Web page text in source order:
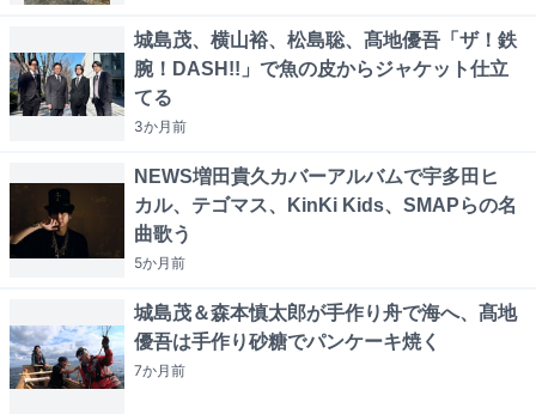
城島茂、横山裕、松島聡、髙地優吾「ザ！鉄
腕！DASH!!」で魚の皮からジャケット仕立
てる
3か月前
NEWS増田貴久カバーアルバムで宇多田ヒ
カル、テゴマス、KinKi Kids、SMAPらの名
曲歌う
5か月前
城島茂＆森本慎太郎が手作り舟で海へ、髙地
優吾は手作り砂糖でパンケーキ焼く
7か月前